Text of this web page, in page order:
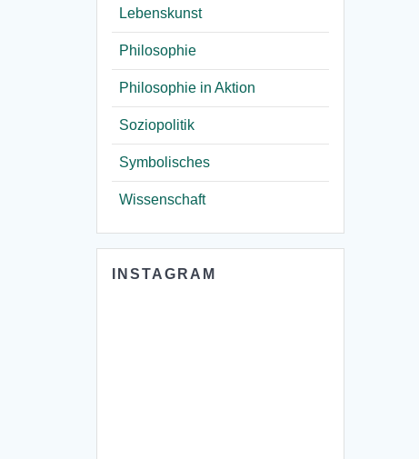
Lebenskunst
Philosophie
Philosophie in Aktion
Soziopolitik
Symbolisches
Wissenschaft
INSTAGRAM